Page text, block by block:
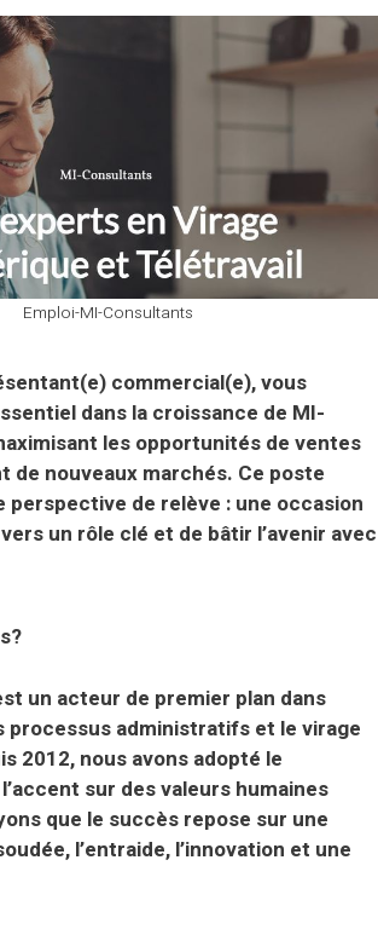
Emploi-MI-Consultants
commercial(e), vous
dans la croissance de MI-
les opportunités de ventes
de nouveaux marchés. Ce poste
perspective de relève : une occasion
un rôle clé et de bâtir l’avenir avec
un acteur de premier plan dans
processus administratifs et le virage
2012, nous avons adopté le
sur des valeurs humaines
que le succès repose sur une
l’entraide, l’innovation et une